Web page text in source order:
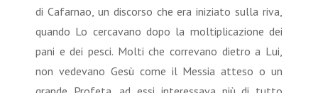
di Cafarnao, un discorso che era iniziato sulla riva,
quando Lo cercavano dopo la moltiplicazione dei
pani e dei pesci. Molti che correvano dietro a Lui,
non vedevano Gesù come il Messia atteso o un